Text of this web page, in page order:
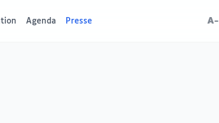
Agenda Presse A-